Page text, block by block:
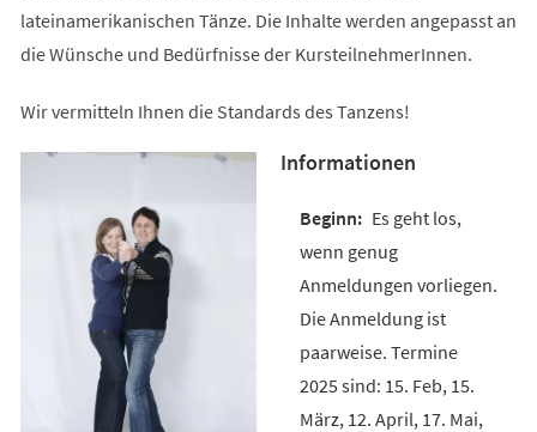
lateinamerikanischen Tänze. Die Inhalte werden angepasst an
die Wünsche und Bedürfnisse der KursteilnehmerInnen.
Wir vermitteln Ihnen die Standards des Tanzens!
Informationen
Es geht los,
wenn genug
Anmeldungen vorliegen.
Die Anmeldung ist
paarweise. Termine
2025 sind: 15. Feb, 15.
März, 12. April, 17. Mai,